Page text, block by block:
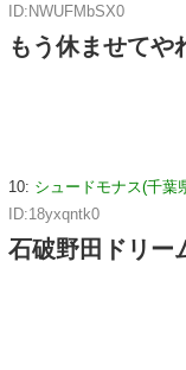
ID:NWUFMbSX0
もう休ませてや
10: シュードモナス(千葉
ID:18yxqntk0
石破野田ドリー